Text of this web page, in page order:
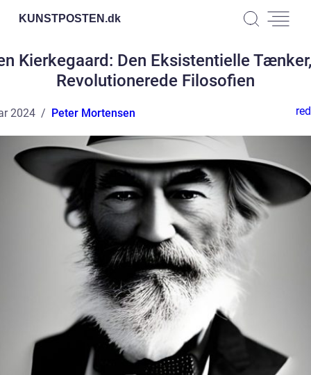
KUNSTPOSTEN.dk
Kierkegaard: Den Eksistentielle
Revolutionerede Filosofien
2024 Peter Mortensen